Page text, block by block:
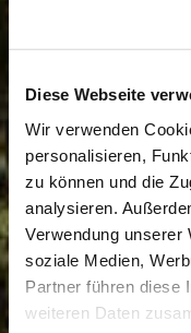
Diese Webseite
Wir verwenden
personalisieren,
zu können und die
analysieren.
Verwendung unserer
soziale Medien,
Partner führen diese
weiteren Daten